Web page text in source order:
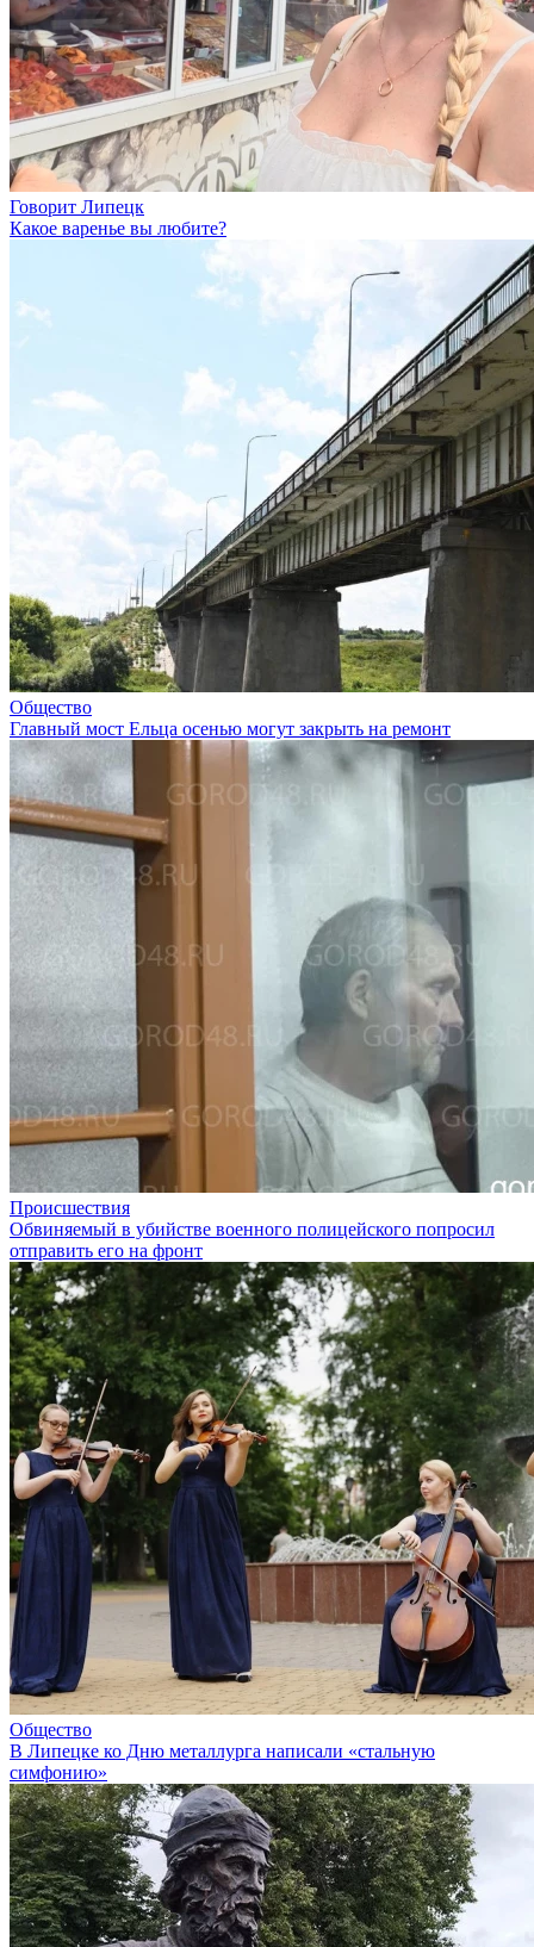
Говорит Липецк
Какое варенье вы любите?
Общество
Главный мост Ельца осенью могут закрыть на ремонт
Происшествия
Обвиняемый в убийстве военного полицейского попросил
отправить его на фронт
Общество
В Липецке ко Дню металлурга написали «стальную
симфонию»